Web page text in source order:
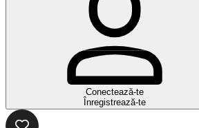
Conectează-te
Înregistrează-te